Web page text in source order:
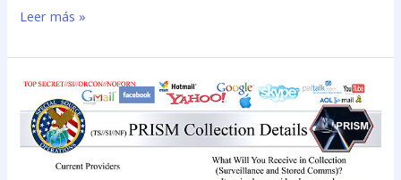
Leer más »
Cómo
denunciar
un
acosador